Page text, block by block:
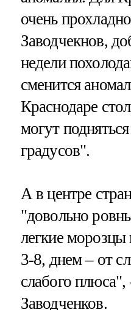
очень
Заводчекнов,
недели
сменится
Краснодаре
могут
градусов".
А в центре
"довольно
легкие морозцы
3-8, днем – от
слабого
Заводченков.